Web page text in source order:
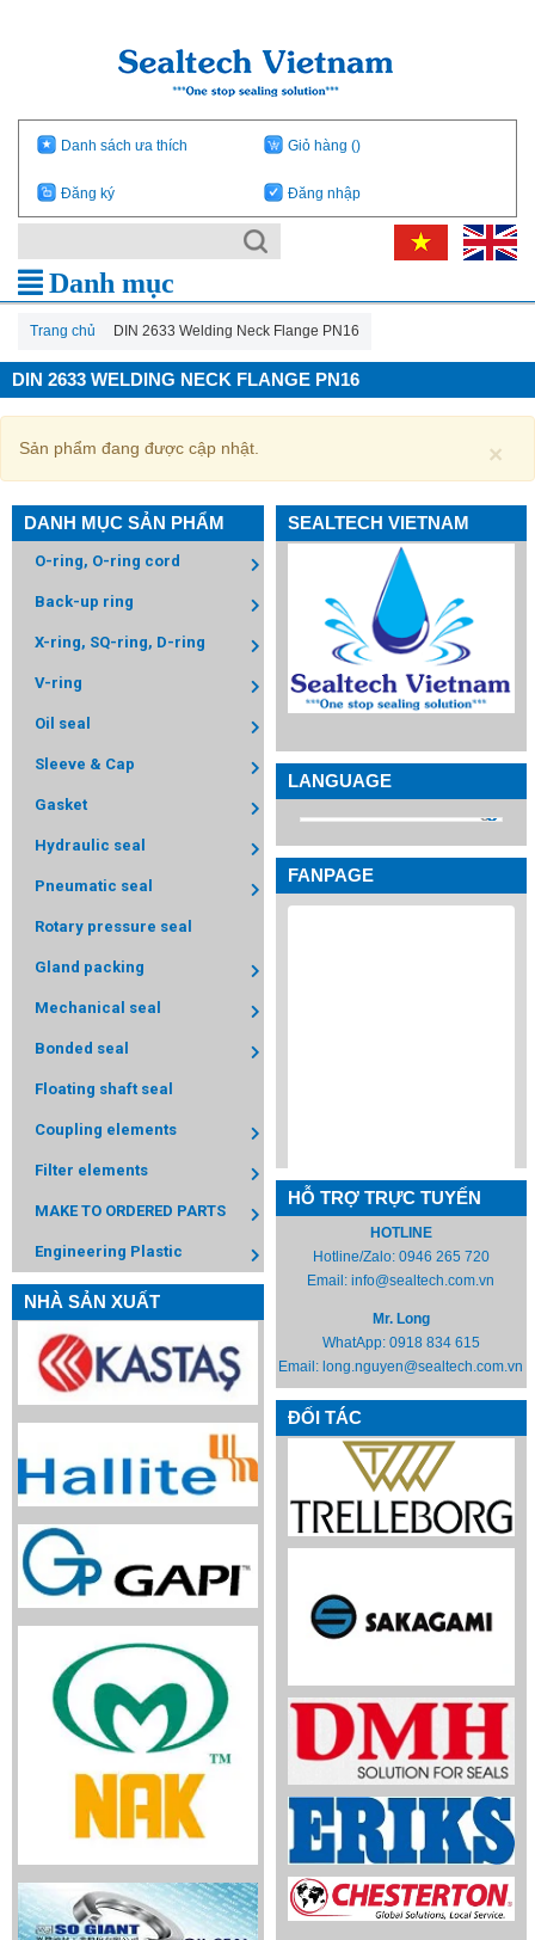
Danh sách ưa thích Giỏ hàng()
Đăng ký Đăng nhập
Danh mục
Trang chủ DIN 2633 Welding Neck Flange PN16
DANH MỤC SẢN PHẨM
O-ring, O-ring cord
Back-up ring
X-ring, SQ-ring, D-ring
V-ring
Oil seal
Sleeve & Cap
Gasket
Hydraulic seal
Pneumatic seal
Rotary pressure seal
Gland packing
Mechanical seal
Bonded seal
Floating shaft seal
Coupling elements
Filter elements
MAKE TO ORDERED PARTS
Engineering Plastic
NHÀ SẢN XUẤT
DIN 2633 WELDING NECK FLANGE PN16
×
Sản phẩm đang được cập nhật.
SEALTECH VIETNAM
LANGUAGE
FANPAGE
HỖ TRỢ TRỰC TUYẾN
HOTLINE
Hotline/Zalo: 0946 265 720
Email:info@sealtech.com.vn
Mr. Long
WhatApp: 0918 834 615
Email: long.nguyen@sealtech.com.vn
ĐỐI TÁC